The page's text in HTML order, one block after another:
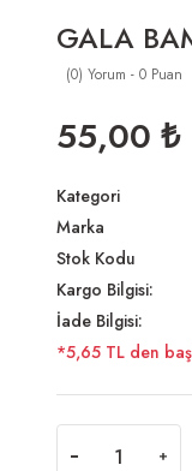
GALA
(0) Yorum - 0 Puan
55,00 ₺
Kategori
Marka
Stok Kodu
Kargo Bilgisi:
İade Bilgisi:
*5,65 TL den